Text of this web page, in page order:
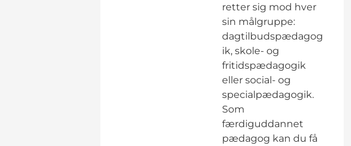
retter sig mod hver
sin målgruppe:
dagtilbudspædagog
ik, skole- og
fritidspædagogik
eller social- og
specialpædagogik.
Som
færdiguddannet
pædagog kan du få